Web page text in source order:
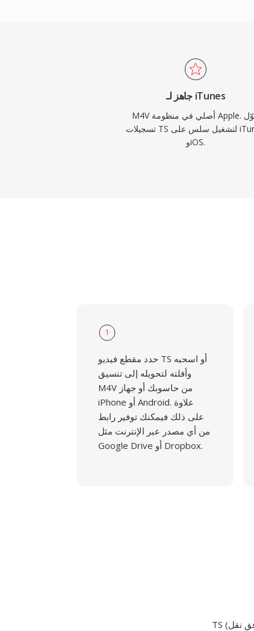
جاهز لـ iTunes
M4V أصلي في منظومة Apple. حوّل
تسجيلات TS لتشغيل سلس على iTunes
وiOS.
1
حدد مقطع فيديو TS أو اسحبه
وأفلته لتحويله إلى تنسيق
M4V من حاسوبك أو جهاز
iPhone أو Android. علاوة
على ذلك فيمكنك توفير رابط
من أي مصدر عبر الإنترنت مثل
Google Drive أو Dropbox.